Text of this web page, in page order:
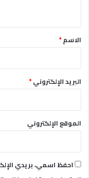
*الاسم*
البريد الإلكتروني*
الموقع الإلكتروني
احفظ اسمي، بريدي